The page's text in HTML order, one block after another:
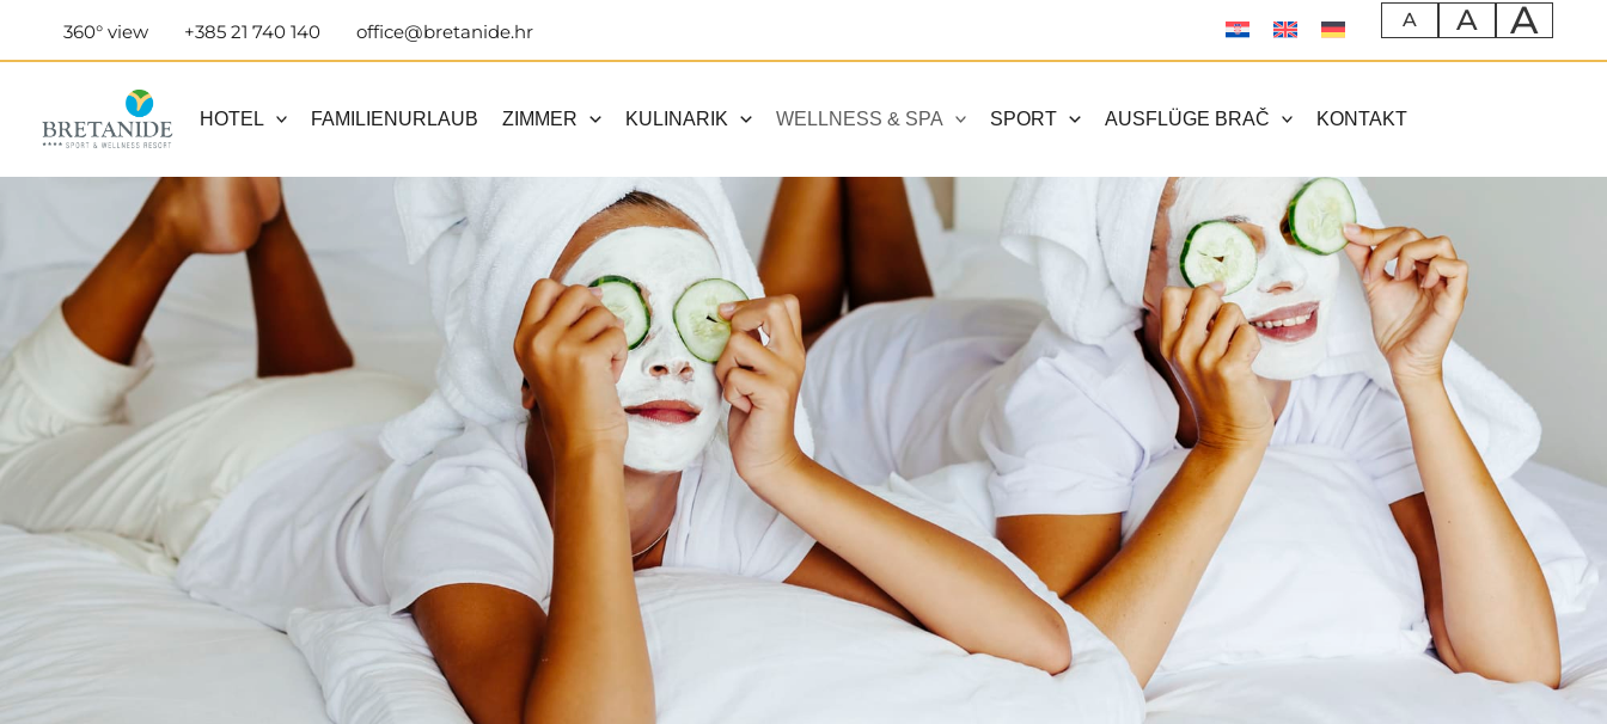
360° view +385 21 740 140 office@bretanide.hr
A A A
HOTEL FAMILIENURLAUB ZIMMER KULINARIK WELLNESS & SPA SPORT AUSFLÜGE BRAČ KONTAKT